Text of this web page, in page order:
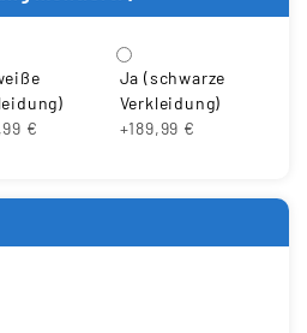
€
Ja (schwarze
Verkleidung)
+189,99 €